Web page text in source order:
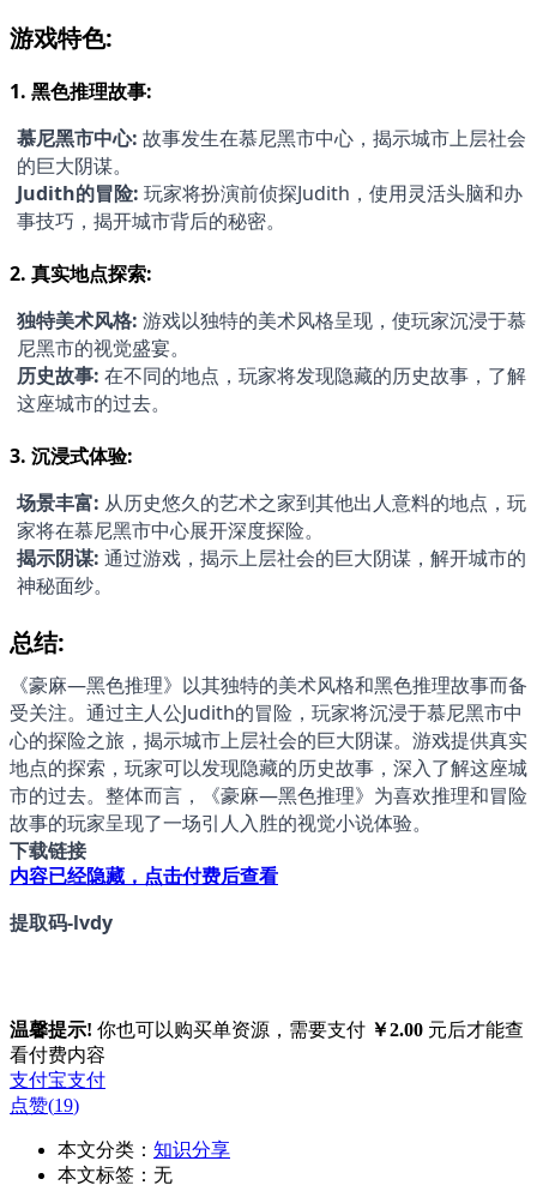
游戏特色:
1. 黑色推理故事:
慕尼黑市中心: 故事发生在慕尼黑市中心，揭示城市上层社会
的巨大阴谋。
Judith的冒险: 玩家将扮演前侦探Judith，使用灵活头脑和办
事技巧，揭开城市背后的秘密。
2. 真实地点探索:
独特美术风格: 游戏以独特的美术风格呈现，使玩家沉浸于慕
尼黑市的视觉盛宴。
历史故事: 在不同的地点，玩家将发现隐藏的历史故事，了解
这座城市的过去。
3. 沉浸式体验:
场景丰富: 从历史悠久的艺术之家到其他出人意料的地点，玩
家将在慕尼黑市中心展开深度探险。
揭示阴谋: 通过游戏，揭示上层社会的巨大阴谋，解开城市的
神秘面纱。
总结:
《豪麻—黑色推理》以其独特的美术风格和黑色推理故事而备
受关注。通过主人公Judith的冒险，玩家将沉浸于慕尼黑市中
心的探险之旅，揭示城市上层社会的巨大阴谋。游戏提供真实
地点的探索，玩家可以发现隐藏的历史故事，深入了解这座城
市的过去。整体而言，《豪麻—黑色推理》为喜欢推理和冒险
故事的玩家呈现了一场引人入胜的视觉小说体验。
下载链接
内容已经隐藏，点击付费后查看
提取码-lvdy
温馨提示! 你也可以购买单资源，需要支付 ￥2.00 元后才能查
看付费内容
支付宝支付
点赞(19)
本文分类： 知识分享
本文标签：无